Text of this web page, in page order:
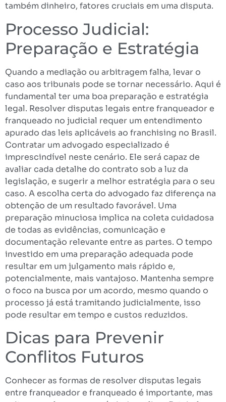
também dinheiro, fatores cruciais em uma disputa.
Processo Judicial:
Preparação e Estratégia
Quando a mediação ou arbitragem falha, levar o
caso aos tribunais pode se tornar necessário. Aqui é
fundamental ter uma boa preparação e estratégia
legal. Resolver disputas legais entre franqueador e
franqueado no judicial requer um entendimento
apurado das leis aplicáveis ao franchising no Brasil.
Contratar um advogado especializado é
imprescindível neste cenário. Ele será capaz de
avaliar cada detalhe do contrato sob a luz da
legislação, e sugerir a melhor estratégia para o seu
caso. A escolha certa do advogado faz diferença na
obtenção de um resultado favorável. Uma
preparação minuciosa implica na coleta cuidadosa
de todas as evidências, comunicação e
documentação relevante entre as partes. O tempo
investido em uma preparação adequada pode
resultar em um julgamento mais rápido e,
potencialmente, mais vantajoso. Mantenha sempre
o foco na busca por um acordo, mesmo quando o
processo já está tramitando judicialmente, isso
pode resultar em tempo e custos reduzidos.
Dicas para Prevenir
Conflitos Futuros
Conhecer as formas de resolver disputas legais
entre franqueador e franqueado é importante, mas